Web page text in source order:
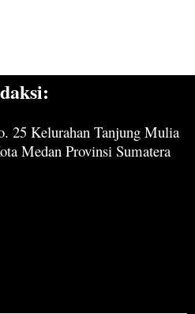
25 Kelurahan Tanjung Mulia
Medan Provinsi Sumatera